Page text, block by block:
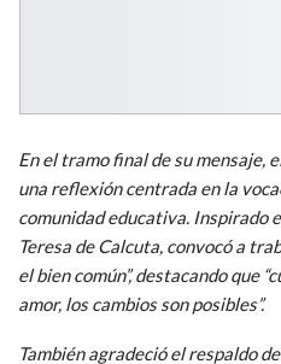
En el tramo final de su mensaje,
una reflexión centrada en la
comunidad educativa. Inspirado
Teresa de Calcuta, convocó a
el bien común”, destacando que
amor, los cambios son posibles”.
También agradeció el respaldo